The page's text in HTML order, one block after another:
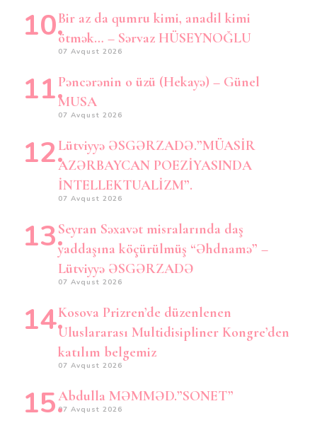
Bir az da qumru kimi, anadil kimi
ötmək… – Sərvaz HÜSEYNOĞLU
07 Avqust 2026
Pəncərənin o üzü (Hekayə) – Günel
MUSA
07 Avqust 2026
Lütviyyə ƏSGƏRZADƏ.”MÜASİR
AZƏRBAYCAN POEZİYASINDA
İNTELLEKTUALİZM”.
07 Avqust 2026
Seyran Səxavət misralarında daş
yaddaşına köçürülmüş “Əhdnamə” –
Lütviyyə ƏSGƏRZADƏ
07 Avqust 2026
Kosova Prizren’de düzenlenen
Uluslararası Multidisipliner Kongre’den
katılım belgemiz
07 Avqust 2026
Abdulla MƏMMƏD.”SONET”
07 Avqust 2026